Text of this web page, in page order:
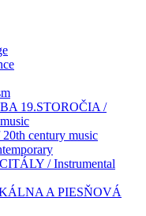
19.STOROČIA /
century music
/ Instrumental
A PIESŇOVÁ